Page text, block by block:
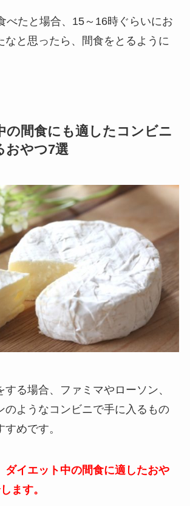
べたと場合、15～16時ぐらいにお
なと思ったら、間食をとるように
の間食にも適したコンビニ
おやつ7選
る場合、ファミマやローソン、
のようなコンビニで手に入るもの
めです。
ダイエット中の間食に適したおや
ます。